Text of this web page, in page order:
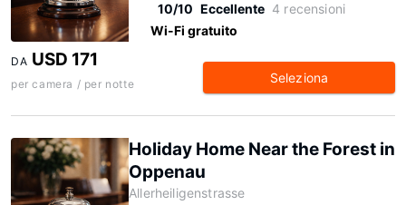
10/10 Eccellente 4 recensioni
Wi-Fi gratuito
DA USD 171
per camera / per notte Seleziona
Holiday Home Near the Forest in
Oppenau
Allerheiligenstrasse